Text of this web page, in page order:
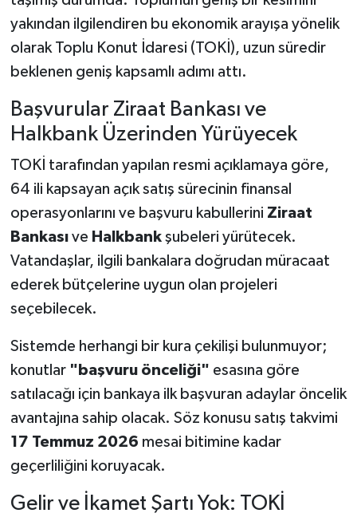
yakından ilgilendiren bu ekonomik arayışa yönelik
olarak Toplu Konut İdaresi (TOKİ), uzun süredir
beklenen geniş kapsamlı adımı attı.
Başvurular Ziraat Bankası ve
Halkbank Üzerinden Yürüyecek
TOKİ tarafından yapılan resmi açıklamaya göre,
64 ili kapsayan açık satış sürecinin finansal
operasyonlarını ve başvuru kabullerini Ziraat
Bankasıve Halkbankşubeleri yürütecek.
Vatandaşlar, ilgili bankalara doğrudan müracaat
ederek bütçelerine uygun olan projeleri
seçebilecek.
Sistemde herhangi bir kura çekilişi bulunmuyor;
konutlar "başvuru önceliği" esasına göre
satılacağı için bankaya ilk başvuran adaylar öncelik
avantajına sahip olacak. Söz konusu satış takvimi
17 Temmuz 2026 mesai bitimine kadar
geçerliliğini koruyacak.
Gelir ve İkamet Şartı Yok: TOKİ